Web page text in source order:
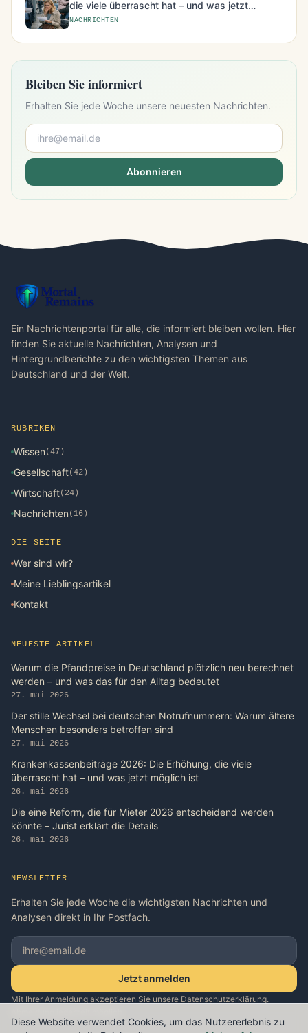
die viele überrascht hat – und was jetzt
möglich ist
NACHRICHTEN
Bleiben Sie informiert
Erhalten Sie jede Woche unsere neuesten Nachrichten.
Abonnieren
Ein Nachrichtenportal für alle, die informiert bleiben wollen. Hier
finden Sie aktuelle Nachrichten, Analysen und
Hintergrundberichte zu den wichtigsten Themen aus
Deutschland und der Welt.
RUBRIKEN
Wissen (47)
Gesellschaft(42)
Wirtschaft(24)
Nachrichten (16)
DIE SEITE
Wer sind wir?
Meine Lieblingsartikel
Kontakt
NEUESTE ARTIKEL
Warum die Pfandpreise in Deutschland plötzlich neu berechnet
werden – und was das für den Alltag bedeutet
27. mai 2026
Der stille Wechsel bei deutschen Notrufnummern: Warum ältere
Menschen besonders betroffen sind
27. mai 2026
Krankenkassenbeiträge 2026: Die Erhöhung, die viele
überrascht hat – und was jetzt möglich ist
26. mai 2026
Die eine Reform, die für Mieter 2026 entscheidend werden
könnte – Jurist erklärt die Details
26. mai 2026
NEWSLETTER
Erhalten Sie jede Woche die wichtigsten Nachrichten und
Analysen direkt in Ihr Postfach.
Jetzt anmelden
Mit Ihrer Anmeldung akzeptieren Sie unsere Datenschutzerklärung.
Diese Website verwendet Cookies, um das Nutzererlebnis zu